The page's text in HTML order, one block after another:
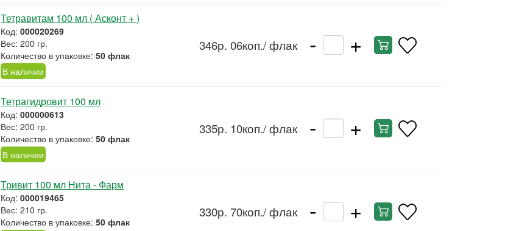
Тетравитам 100 мл ( Асконт + )
Код:000020269
Вес: 200 гр.
Количество в упаковке:50 флак
В наличии
346р. 06коп./ флак - +
Тетрагидровит 100 мл
Код:000000613
Вес: 200 гр.
Количество в упаковке:50 флак
В наличии
335р. 10коп./ флак - +
Тривит 100 мл Нита - Фарм
Код:000019465
Вес: 210 гр.
Количество в упаковке:50 флак
330р. 70коп./ флак - +